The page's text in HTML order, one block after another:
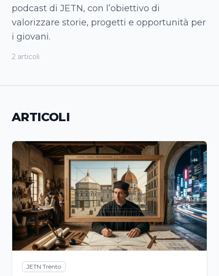
podcast di JETN, con l’obiettivo di
valorizzare storie, progetti e opportunità per
i giovani.
2 articoli
ARTICOLI
JETN Trento